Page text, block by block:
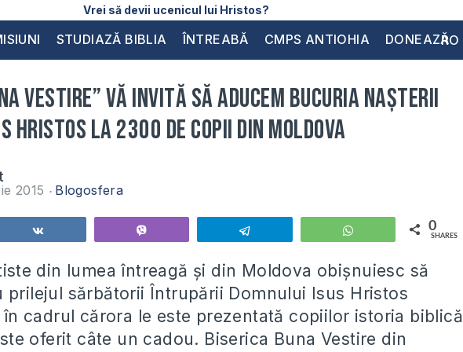
Vrei să devii ucenicul lui Hristos?
STUDIAZĂ BIBLIA ÎNTREABĂ CMPS ANTIOHIA DONEAZĂRO
Vestire” vă invită să aducem bucuria Nașterii
Hristos la 2300 de copii din Moldova
2015 Blogosfera
WhatsApp 0
SHARES
din lumea întreagă și din Moldova obișnuiesc să
prilejul sărbătorii Întrupării Domnului Isus Hristos
cadrul cărora le este prezentată copiilor istoria biblică
oferit câte un cadou. Biserica Buna Vestire din